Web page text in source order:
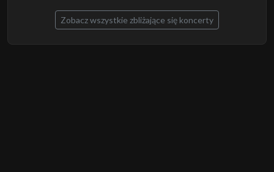
Zobacz wszystkie zbliżające się koncerty